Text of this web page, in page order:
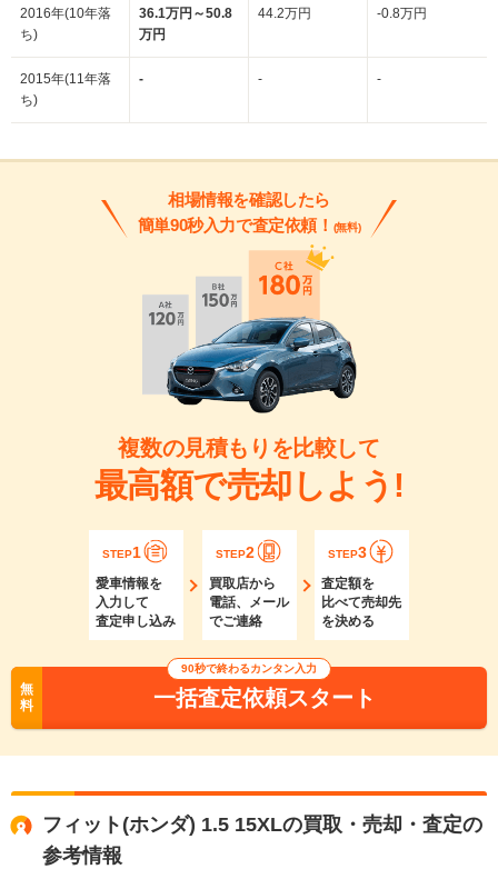
2016年(10年落
ち)
36.1万円～50.8
万円
44.2万円 -0.8万円
2015年(11年落
ち)
- - -
相場情報を確認したら
簡単90秒入力で査定依頼！ (無料)
複数の見積もりを比較して
最高額で売却しよう!
STEP1
愛車情報を
入力して
査定申し込み
STEP2
買取店から
電話、メール
でご連絡
STEP3
査定額を
比べて売却先
を決める
無
料
90秒で終わるカンタン入力
一括査定依頼スタート
フィット(ホンダ) 1.5 15XLの買取・売却・査定の
参考情報